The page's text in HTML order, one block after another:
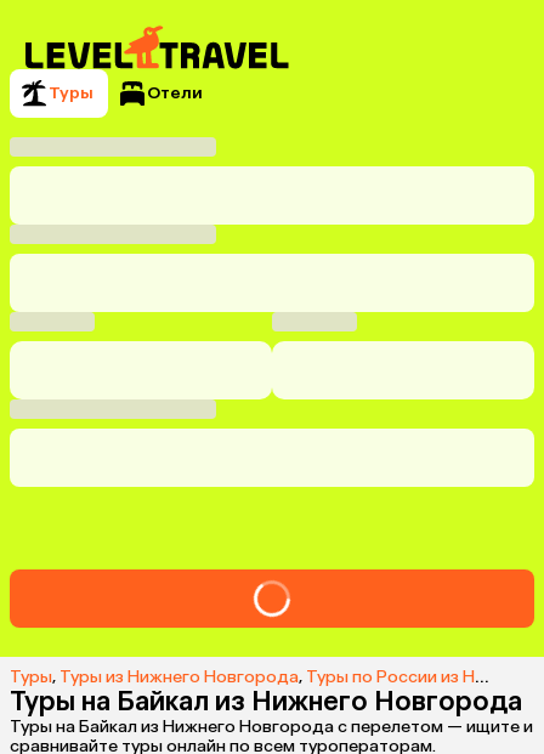
Туры Отели
Туры, Туры из Нижнего Новгорода, Туры по России из Нижнего Новгорода
Туры на Байкал из Нижнего Новгорода
Туры на Байкал из Нижнего Новгорода с перелетом — ищите и
сравнивайте туры онлайн по всем туроператорам.